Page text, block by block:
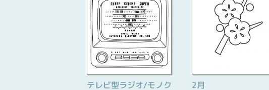
テレビ型ラジオ/モノク
2月